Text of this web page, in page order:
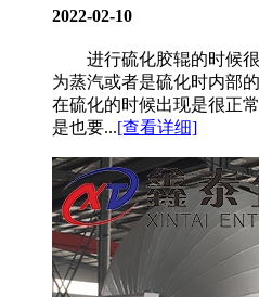
2022-02-10
进行硫化胶辊的时候很有
为蒸汽或者是硫化时内部的
在硫化的时候出现是很正常的
是也要...[查看详细]